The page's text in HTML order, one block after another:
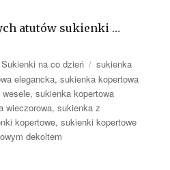
atutów sukienki …
Kategorie
Sukienki na co dzień Tagi
sukienka
elegancka,sukienka kopertowa
,sukienka kopertowa
wieczorowa,sukienka z
kopertowe,sukienki kopertowe
dekoltem